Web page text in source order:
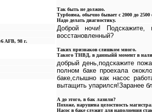
Так быть не должно.
Турбояма, обычно бывает с 2000 до 2500
Надо делать диагностику.
AFB, 98 г.
Доброй ночи!
восстановленный?
Таких признаков слишком много.
Такого ТНВД, в данныйй момент в
добрый день,подскажите
полном баке проехала
баке,слышно как насос
вытащить упарился!Заранее
А до этого, в бак лазили?
Похоже, нарушена целостность
Насос в баке служит для наполнения